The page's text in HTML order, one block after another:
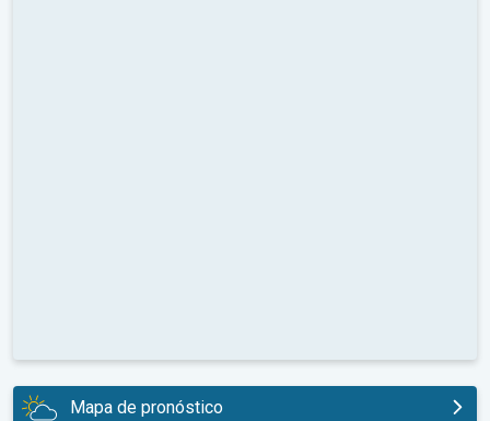
Mapa de pronóstico